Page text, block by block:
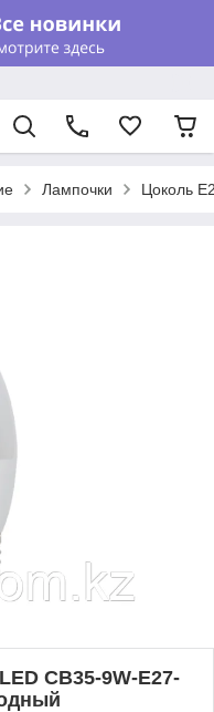
Лампочки Цоколь
CB35-9W-E27-